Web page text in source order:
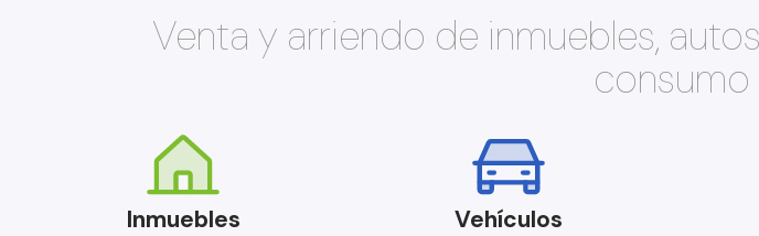
Venta y arriendo de inmuebles,
consumo
Inmuebles Vehículos